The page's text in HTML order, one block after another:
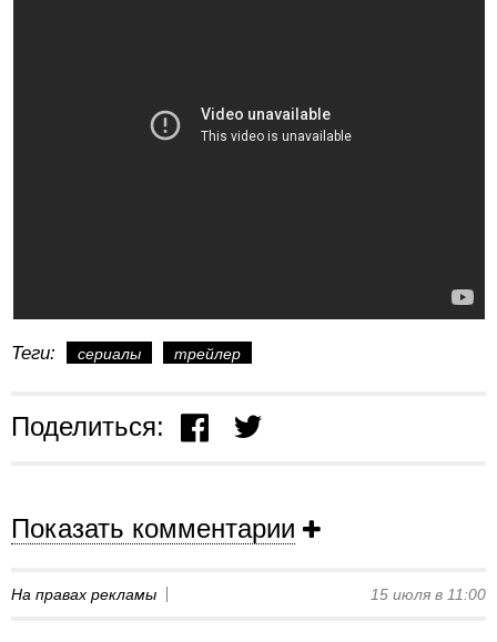
Теги: сериалы трейлер
Поделиться:
Показать комментарии
На правах рекламы 15 июля в 11:00